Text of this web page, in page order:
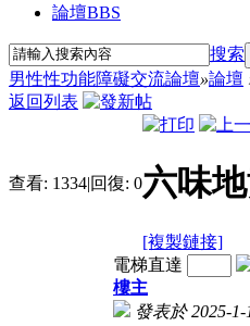
論壇BBS
搜索
男性性功能障礙交流論壇»論壇
返回列表
查看: 1334|回復: 0六味
[複製鏈接]
電梯直達
樓主
發表於 2025-